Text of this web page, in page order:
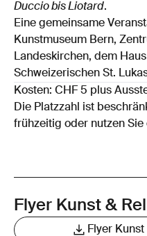
Duccio bis Liotard.
Eine gemeinsame
Kunstmuseum Bern,
Landeskirchen, dem
Schweizerischen St.
Kosten: CHF 5 plus
Die Platzzahl ist
frühzeitig oder nutzen Sie
Flyer Kunst &
Flyer